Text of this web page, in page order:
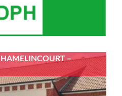
HAMELINCOURT –